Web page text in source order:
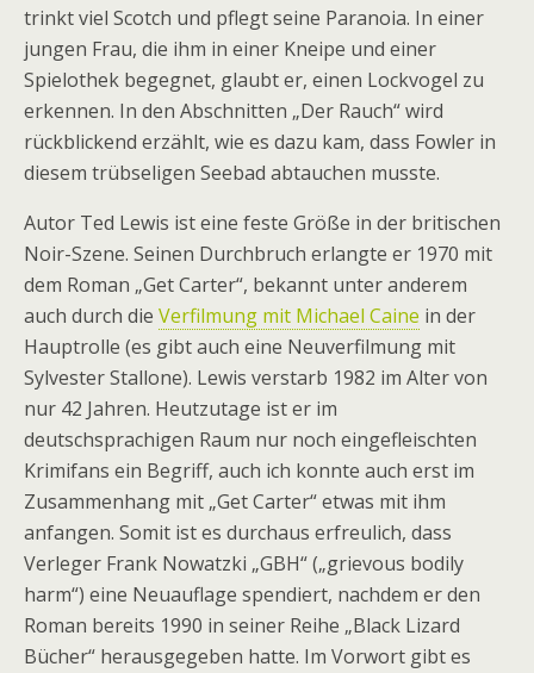
trinkt viel Scotch und pflegt seine Paranoia. In einer
jungen Frau, die ihm in einer Kneipe und einer
Spielothek begegnet, glaubt er, einen Lockvogel zu
erkennen. In den Abschnitten „Der Rauch“ wird
rückblickend erzählt, wie es dazu kam, dass Fowler in
diesem trübseligen Seebad abtauchen musste.
Autor Ted Lewis ist eine feste Größe in der britischen
Noir-Szene. Seinen Durchbruch erlangte er 1970 mit
dem Roman „Get Carter“, bekannt unter anderem
auch durch die Verfilmung mit Michael Caine in der
Hauptrolle (es gibt auch eine Neuverfilmung mit
Sylvester Stallone). Lewis verstarb 1982 im Alter von
nur 42 Jahren. Heutzutage ist er im
deutschsprachigen Raum nur noch eingefleischten
Krimifans ein Begriff, auch ich konnte auch erst im
Zusammenhang mit „Get Carter“ etwas mit ihm
anfangen. Somit ist es durchaus erfreulich, dass
Verleger Frank Nowatzki „GBH“ („grievous bodily
harm“) eine Neuauflage spendiert, nachdem er den
Roman bereits 1990 in seiner Reihe „Black Lizard
Bücher“ herausgegeben hatte. Im Vorwort gibt es